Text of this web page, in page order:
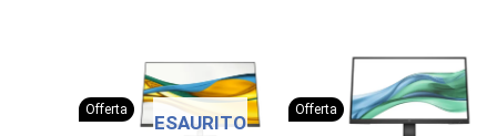
Offerta
ESAURITO
Offerta